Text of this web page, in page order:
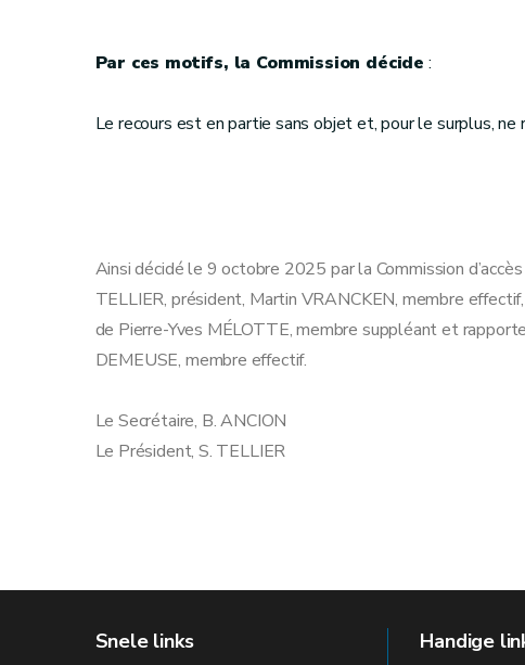
Par ces motifs, la Commission décide :
Le recours est en partie sans objet et, pour le surplus,
Ainsi décidé le 9 octobre 2025 par la Commission
TELLIER, président, Martin VRANCKEN, membre
de Pierre-Yves MÉLOTTE, membre suppléant et
DEMEUSE, membre effectif.
Le Secrétaire, B. ANCION
Le Président, S. TELLIER
Snele links Handige